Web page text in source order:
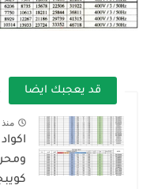
قد يعجبك ايضا